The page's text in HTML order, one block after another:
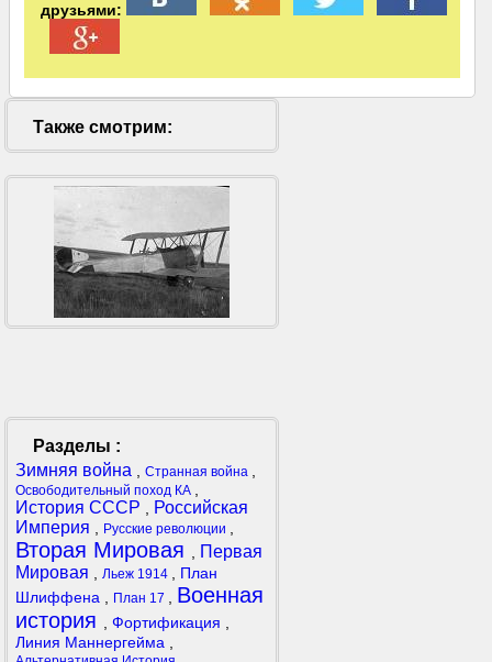
друзьями:
Также смотрим:
Разделы :
Зимняя война
Странная война
Освободительный поход КА
История СССР
Российская
Империя
Русские революции
Вторая Мировая
Первая
Мировая
Льеж 1914
План
Шлиффена
План 17
Военная
история
Фортификация
Линия Маннергейма